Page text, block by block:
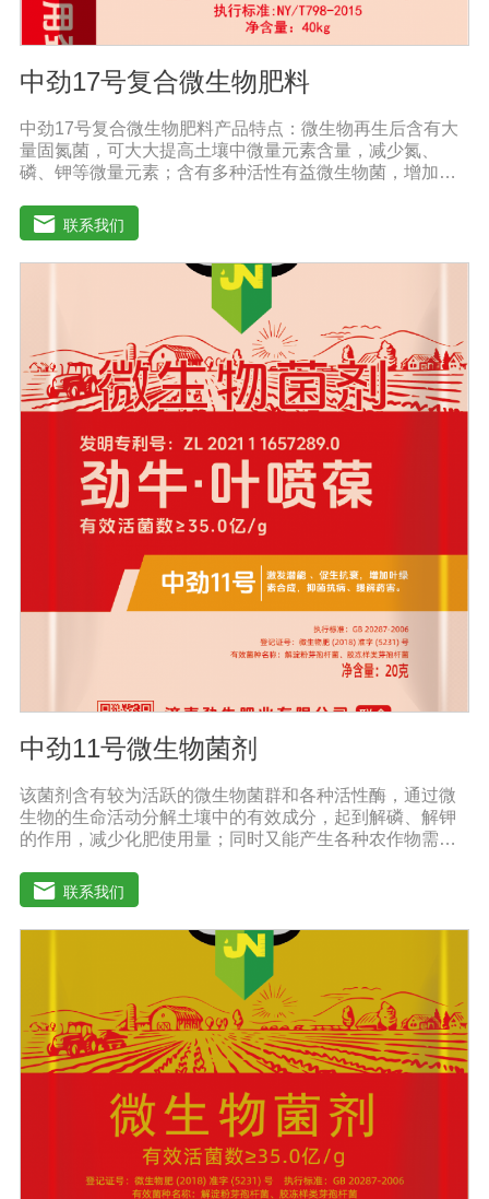
中劲17号复合微生物肥料
中劲17号复合微生物肥料产品特点：微生物再生后含有大
量固氮菌，可大大提高土壤中微量元素含量，减少氮、
磷、钾等微量元素；含有多种活性有益微生物菌，增加土
大大提高土壤肥力，减少化肥用量。增产效果明显：根据
作物的不同，高达20%-60%。提高作物和农产品质量，增
加农民收入。重建健康土壤，改善作物抵抗病虫害。改善
土壤板结，激发土壤活力，提供额外的天然植物生长和。
发达根系，增强吸收能力，提高作物和抵抗力。抑制土壤
中的线虫和植物根部病虫害，从根本上减少农药的使用。
促进植物生长发育，提高抗逆性。促进根系生长，果树开
花整齐，保花保果；落叶期晚，抗早春病害。防治早衰，
抗重建，抗倒伏，抗旱抗寒。根据作物肥料需求的特点，
每个时期都有不同的肥料需求，使作物在早期阶段不会出
现长期脱肥现象。适用范围：果树类：苹果、梨、红枣、
葡萄、桃、枸杞、蜜桔、柿子、石榴、猕猴桃、李子、龙
眼、荔枝、柑橘、青梅等瓜菜类：土豆、茄子、黄瓜、大
姜、大蒜、西瓜、甜瓜、冬瓜、辣椒、番茄、苦瓜、南
瓜、地瓜、西葫芦、麻山药等
联系我们
中劲11号微生物菌剂
该菌剂含有较为活跃的微生物菌群和各种活性酶，通过微
生物的生命活动分解土壤中的有效成分，起到解磷、解钾
的作用，减少化肥使用量；同时又能产生各种农作物需要
节植物生长;并且能产生抗生素、系统防卫酶等多种物质，
可以抑制细菌或真菌性病害或诱导系统抗性，间接达到促
进植物生长的作用。【产品功能】1、改善土壤养分：疏松
土壤，提高土壤通透性和保水保肥能力，增加土壤有机
减产问题。2、解磷解钾、提高化肥利用率：有效菌能分解
土壤中的有机质，减少氮肥的流失;其中解钾解磷菌能将土
壤中固化的化学钾肥、化学磷肥分解转化为速效钾、速效
磷。3、改善作物品质：使用菌剂后，作物中的蛋白质、糖
分、氨基酸、维生素等有益成分含量有所提高，起到改善
作物品质的作用。4、增强作物的抗逆性能、提高产量：分
泌赤霉素、细胞分裂素、生长素等活性物质，刺激、调
节、促进作物的生长发育，增强农作物的抗逆性能，有利
于农作物的增产【用法用量】拌种：在干种(含包衣种子)或
催芽种子上撒上少许水，均匀湿润种子后，将本品撒在种
联系我们